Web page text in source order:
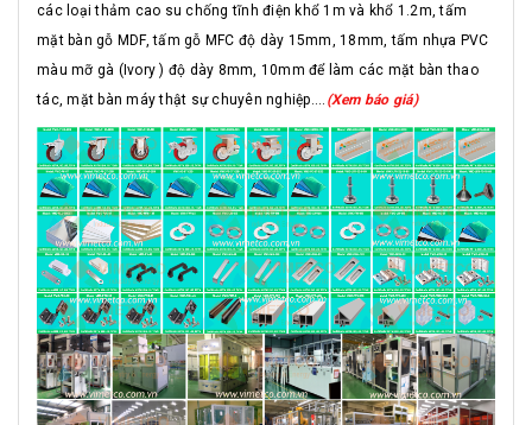
các loại thảm cao su chống tĩnh điện khổ 1m và khổ 1.2m, tấm
mặt bàn gỗ MDF, tấm gỗ MFC độ dày 15mm, 18mm, tấm nhựa PVC
màu mỡ gà (Ivory ) độ dày 8mm, 10mm để làm các mặt bàn thao
tác, mặt bàn máy thật sự chuyên nghiệp....
(Xem báo giá)